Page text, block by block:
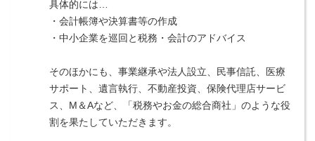
具体的には…
・会計帳簿や決算書等の作成
・中小企業を巡回と税務・会計のアドバイス
そのほかにも、事業継承や法人設立、民事信託、医療
サポート、遺言執行、不動産投資、保険代理店サービ
ス、M＆Aなど、「税務やお金の総合商社」のような役
割を果たしていただきます。